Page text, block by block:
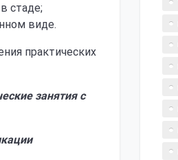
стаде;
виде.
практических
занятия с